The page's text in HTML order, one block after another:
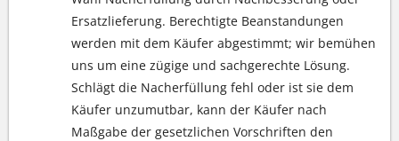
Ersatzlieferung. Berechtigte Beanstandungen
werden mit dem Käufer abgestimmt; wir bemühen
uns um eine zügige und sachgerechte Lösung.
Schlägt die Nacherfüllung fehl oder ist sie dem
Käufer unzumutbar, kann der Käufer nach
Maßgabe der gesetzlichen Vorschriften den